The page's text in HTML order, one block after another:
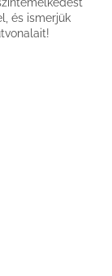
és ismerjük